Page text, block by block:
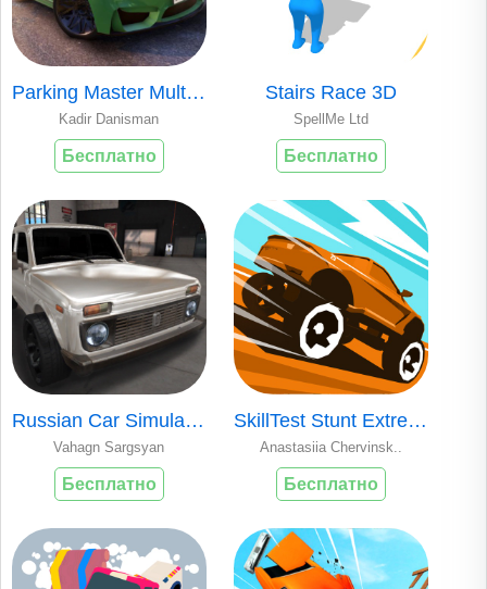
Parking Master Multiplayer
Kadir Danisman
Бесплатно
Stairs Race 3D
SpellMe Ltd
Бесплатно
Russian Car Simulator
Vahagn Sargsyan
Бесплатно
SkillTest Stunt Extreme Racing
Anastasiia Chervinsk..
Бесплатно